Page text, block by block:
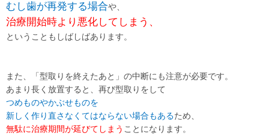
むし歯が再発する場合や、
治療開始時より悪化してしまう、
ということもしばしばあります。
また、 「型取りを終えたあと」の中断にも注意が必要です。
あまり長く放置すると、再び型取りをして
つめものやかぶせものを
新しく作り直さなくてはならない場合もあるため、
無駄に治療期間が延びてしまう ことになります。